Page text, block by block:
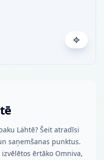
Lähtē? Šeit atradīsi
saņemšanas punktus.
ērtāko Omniva,